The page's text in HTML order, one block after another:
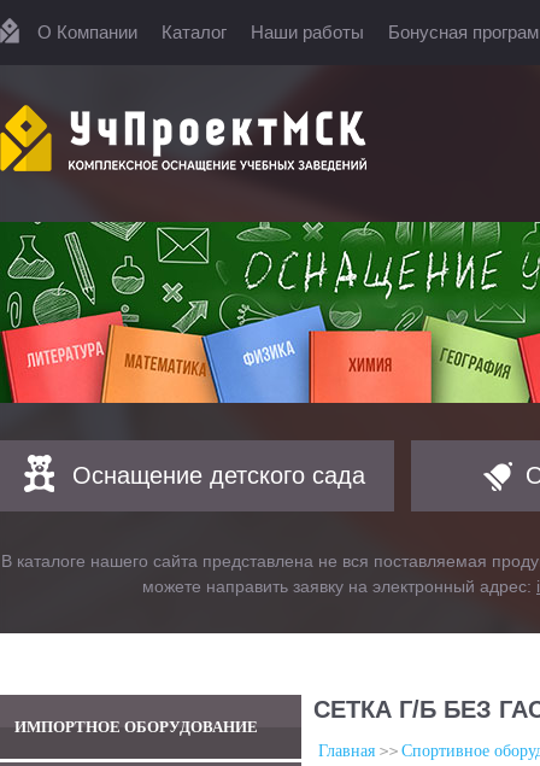
О Компании Каталог Наши работы Бонусная
Оснащение детского сада
В каталоге нашего сайта представлена не вся поставляемая
можете направить заявку на электронный адрес:
ИМПОРТНОЕ ОБОРУДОВАНИЕ
СЕТКА Г/Б БЕЗ
Главная
Спортивное